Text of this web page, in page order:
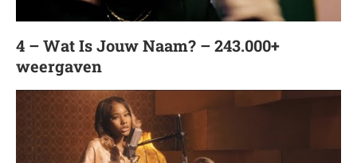
4 – Wat Is Jouw Naam? – 243.000+
weergaven